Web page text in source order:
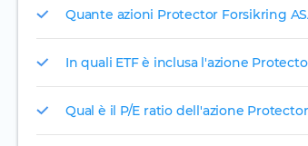
Quante azioni Protector Forsikring
In quali ETF è inclusa l'azione
Qual è il P/E ratio dell'azione